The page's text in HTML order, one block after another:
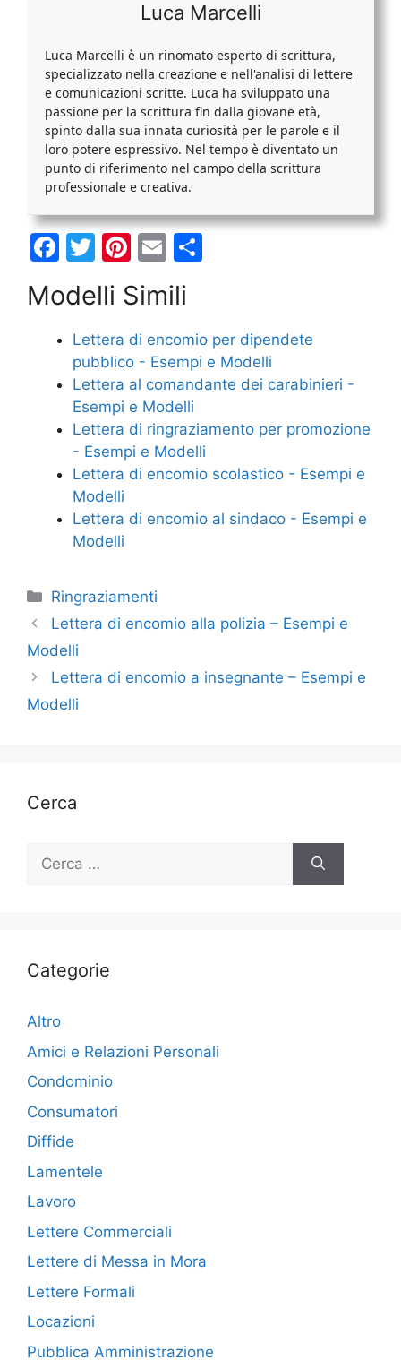
Luca Marcelli
Luca Marcelli è un rinomato esperto di scrittura,
specializzato nella creazione e nell'analisi di lettere
e comunicazioni scritte. Luca ha sviluppato una
passione per la scrittura fin dalla giovane età,
spinto dalla sua innata curiosità per le parole e il
loro potere espressivo. Nel tempo è diventato un
punto di riferimento nel campo della scrittura
professionale e creativa.
F
c
e
b
o
o
k
T
w
itt
er
Pi
nt
er
e
st
E
m
ai
l
di
vi
di
Modelli Simili
Lettera di encomio per dipendete
pubblico - Esempi e Modelli
Lettera al comandante dei carabinieri -
Esempi e Modelli
Lettera di ringraziamento per promozione
- Esempi e Modelli
Lettera di encomio scolastico - Esempi e
Modelli
Lettera di encomio al sindaco - Esempi e
Modelli
Categorie
Ringraziamenti
Lettera di encomio alla polizia – Esempi e
Modelli
Lettera di encomio a insegnante – Esempi e
Modelli
Cerca
Ricerca
Categorie
Altro
Amici e Relazioni Personali
Condominio
Consumatori
Diffide
Lamentele
Lavoro
Lettere Commerciali
Lettere di Messa in Mora
Lettere Formali
Locazioni
Pubblica Amministrazione